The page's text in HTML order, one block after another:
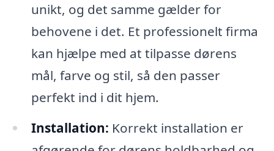
unikt, og det samme gælder for
behovene i det. Et professionelt firma
kan hjælpe med at tilpasse dørens
mål, farve og stil, så den passer
perfekt ind i dit hjem.
Installation: Korrekt installation er